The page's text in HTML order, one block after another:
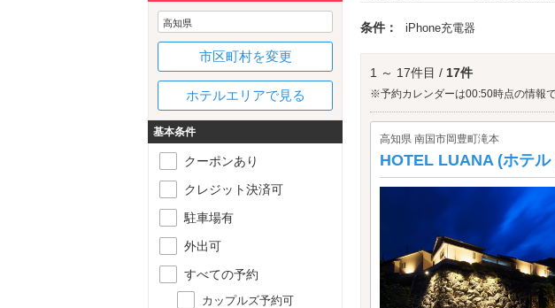
条件： iPhone充電器
1 ～ 17件目 / 17件
※予約カレンダーは00:50時点の情報
高知県 南国市岡豊町滝本
HOTEL LUANA (ホテル
高知県
市区町村を変更
ホテルエリアで見る
基本条件
クーポンあり
クレジット決済可
駐車場有
外出可
すべての予約
カップルズ予約可